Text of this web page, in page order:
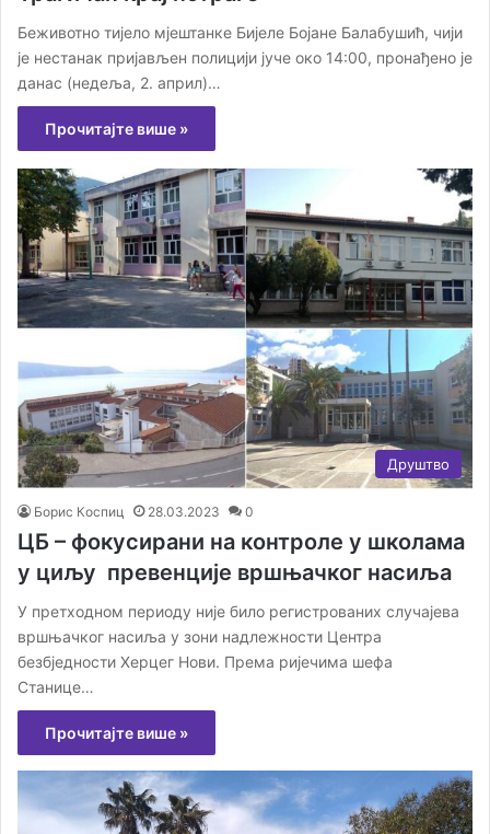
Беживотно тијело мјештанкe Бијеле Бојане Балабушић, чији
је нестанак пријављен полицији јуче око 14:00, пронађено је
данас (недеља, 2. април)…
Прочитајте више »
Друштво
Борис Коспиц 28.03.2023 0
ЦБ – фокусирани на контроле у школама
у циљу превенције вршњачког насиља
У претходном периоду није било регистрованих случајева
вршњачког насиља у зони надлежности Центра
безбједности Херцег Нови. Према ријечима шефа
Станице…
Прочитајте више »